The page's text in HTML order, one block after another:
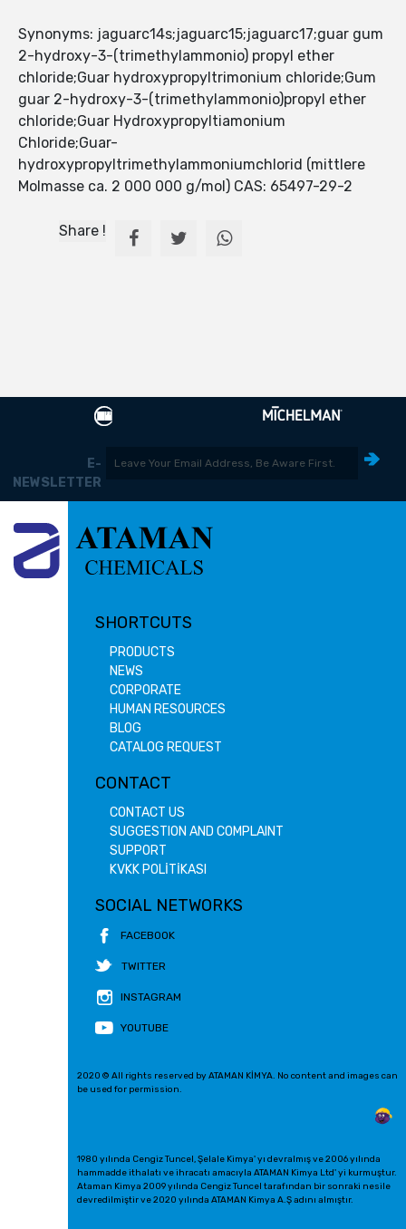
Synonyms: jaguarc14s;jaguarc15;jaguarc17;guar gum
2-hydroxy-3-(trimethylammonio) propyl ether
chloride;Guar hydroxypropyltrimonium chloride;Gum
guar 2-hydroxy-3-(trimethylammonio)propyl ether
chloride;Guar Hydroxypropyltiamonium
Chloride;Guar-
hydroxypropyltrimethylammoniumchlorid (mittlere
Molmasse ca. 2 000 000 g/mol) CAS: 65497-29-2
Share !
E-
NEWSLETTER
SHORTCUTS
PRODUCTS
NEWS
CORPORATE
HUMAN RESOURCES
BLOG
CATALOG REQUEST
CONTACT
CONTACT US
SUGGESTION AND COMPLAINT
SUPPORT
KVKK POLİTİKASI
SOCIAL NETWORKS
FACEBOOK
TWITTER
INSTAGRAM
YOUTUBE
2020 © All rights reserved by ATAMAN KİMYA. No content and images can
be used for permission.
1980 yılında Cengiz Tuncel, Şelale Kimya' yı devralmış ve 2006 yılında
hammadde ithalatı ve ihracatı amacıyla ATAMAN Kimya Ltd' yi kurmuştur.
Ataman Kimya 2009 yılında Cengiz Tuncel tarafından bir sonraki nesile
devredilmiştir ve 2020 yılında ATAMAN Kimya A.Ş adını almıştır.